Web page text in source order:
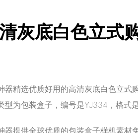
灰底白色立式
器精选优质好用的高清灰底白色立式
型为包装盒子，编号是YJ334，格式
器提供全球优质的包装盒子样机素材